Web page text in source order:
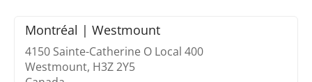
Montréal | Westmount
4150 Sainte-Catherine O Local 400
Westmount, H3Z 2Y5